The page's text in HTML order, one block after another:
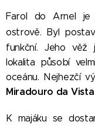
Farol do Arnel je
ostrově. Byl
funkční. Jeho věž
lokalita působí
oceánu. Nejhezčí
Miradouro da
K majáku se